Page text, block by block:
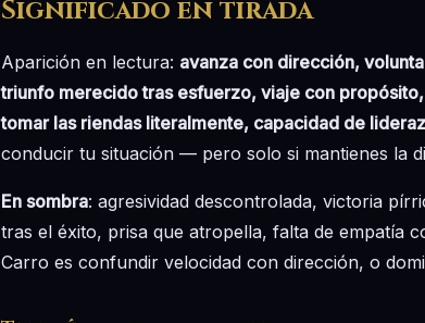
Significado en tirada
Aparición en lectura: avanza con dirección,
triunfo merecido tras esfuerzo, viaje con
tomar las riendas literalmente, capacidad de
conducir tu situación — pero solo si mantienes la
En sombra: agresividad descontrolada, victoria
tras el éxito, prisa que atropella, falta de empatía
Carro es confundir velocidad con dirección, o